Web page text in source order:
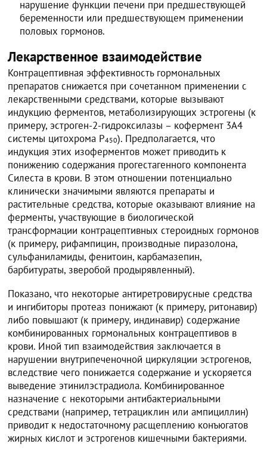
нарушение функции печени при предшествующей
беременности или предшествующем применении
половых гормонов.
Лекарственное взаимодействие
Контрацептивная эффективность гормональных
препаратов снижается при сочетанном применении с
лекарственными средствами, которые вызывают
индукцию ферментов, метаболизирующих эстрогены (к
примеру, эстроген-2-гидроксилазы – кофермент 3А4
системы цитохрома Р450). Предполагается, что
индукция этих изоферментов может приводить к
понижению содержания прогестагенного компонента
Силеста в крови. В этом отношении потенциально
клинически значимыми являются препараты и
растительные средства, которые оказывают влияние на
ферменты, участвующие в биологической
трансформации контрацептивных стероидных гормонов
(к примеру, рифампицин, производные пиразолона,
сульфаниламиды, фенитоин, карбамазепин,
барбитураты, зверобой продырявленный).
Показано, что некоторые антиретровирусные средства
и ингибиторы протеаз понижают (к примеру, ритонавир)
либо повышают (к примеру, индинавир) содержание
комбинированных гормональных контрацептивов в
крови. Иной тип взаимодействия заключается в
нарушении внутрипеченочной циркуляции эстрогенов,
вследствие чего понижается содержание и ускоряется
выведение этинилэстрадиола. Комбинированное
назначение с некоторыми антибактериальными
средствами (например, тетрациклин или ампициллин)
приводит к недостаточному расщеплению конъюгатов
жирных кислот и эстрогенов кишечными бактериями.